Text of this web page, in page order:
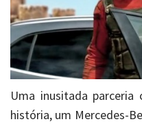
Uma inusitada parceria
história, um Mercedes-